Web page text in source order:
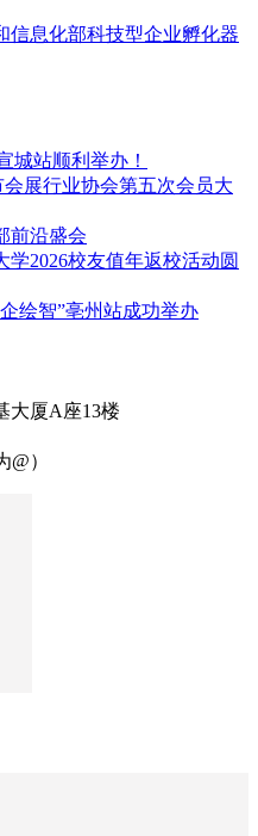
信息化部科技型企业孵化器
城站顺利举办！
展行业协会第五次会员大
前沿盛会
2026校友值年返校活动圆
绘智”亳州站成功举办
大厦A座13楼
@）